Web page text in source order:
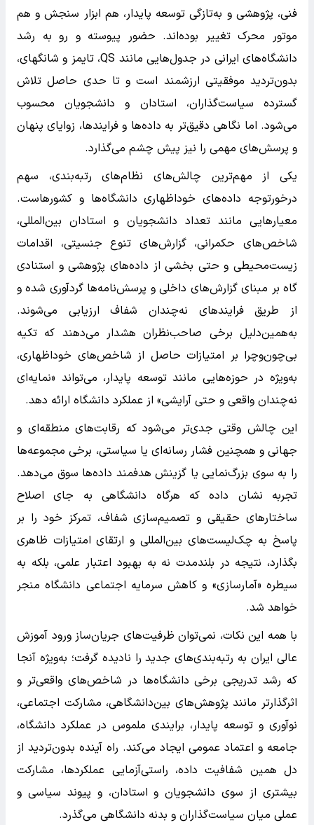
فنی، پژوهشی و به‌تازگی توسعه پایدار، هم ابزار سنجش و هم
موتور محرک تغییر بوده‌اند. حضور پیوسته و رو به رشد
دانشگاه‌های ایرانی در جدول‌هایی مانند QS، تایمز و شانگهای،
بدون‌تردید موفقیتی ارزشمند است و تا حدی حاصل تلاش
گسترده سیاست‌گذاران، استادان و دانشجویان محسوب
می‌شود. اما نگاهی دقیق‌تر به داده‌ها و فرایندها، زوایای پنهان
و پرسش‌های مهمی را نیز پیش چشم می‌گذارد.
یکی از مهم‌ترین چالش‌های نظام‌های رتبه‌بندی، سهم
درخورتوجه داده‌های خوداظهاری دانشگاه‌ها و کشورهاست.
معیارهایی مانند تعداد دانشجویان و استادان بین‌المللی،
شاخص‌های حکمرانی، گزارش‌های تنوع جنسیتی، اقدامات
زیست‌محیطی و حتی بخشی از داده‌های پژوهشی و استنادی
گاه بر مبنای گزارش‌های داخلی و پرسش‌نامه‌ها گردآوری شده و
از طریق فرایندهای نه‌چندان شفاف ارزیابی می‌شوند.
به‌همین‌دلیل برخی صاحب‌نظران هشدار می‌دهند که تکیه
بی‌چون‌و‌چرا بر امتیازات حاصل از شاخص‌های خوداظهاری،
به‌ویژه در حوزه‌هایی مانند توسعه پایدار، می‌تواند «نمایه‌ای
نه‌چندان واقعی و حتی آرایشی» از عملکرد دانشگاه ارائه دهد.
این چالش وقتی جدی‌تر می‌شود که رقابت‌های منطقه‌ای و
جهانی و همچنین فشار رسانه‌ای یا سیاستی، برخی مجموعه‌ها
را به‌ سوی بزرگ‌نمایی‌ یا گزینش هدفمند داده‌ها سوق می‌دهد.
تجربه نشان داده که هرگاه دانشگاهی به جای اصلاح
ساختارهای حقیقی و تصمیم‌سازی شفاف، تمرکز خود را بر
پاسخ به چک‌لیست‌های بین‌المللی و ارتقای امتیازات ظاهری
بگذارد، نتیجه در بلندمدت نه به بهبود اعتبار علمی، بلکه به
سیطره «آمارسازی» و کاهش سرمایه اجتماعی دانشگاه منجر
خواهد شد.
با همه این نکات، نمی‌توان ظرفیت‌های جریان‌ساز ورود آموزش
عالی ایران به رتبه‌بندی‌های جدید را نادیده گرفت؛ به‌ویژه آنجا
که رشد تدریجی برخی دانشگاه‌ها در شاخص‌های واقعی‌تر و
اثرگذارتر مانند پژوهش‌های بین‌دانشگاهی، مشارکت اجتماعی،
نوآوری و توسعه پایدار، برایندی ملموس در عملکرد دانشگاه،
جامعه و اعتماد عمومی ایجاد می‌کند. راه آینده بدون‌تردید از
دل همین شفافیت داده، راستی‌آزمایی عملکردها، مشارکت
بیشتری از سوی دانشجویان و استادان، و پیوند سیاسی و
عملی میان سیاست‌گذاران و بدنه دانشگاهی می‌گذرد.